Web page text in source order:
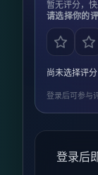
暂无评分，
请选择你的
尚未选择评分
登录后可参与
登录后